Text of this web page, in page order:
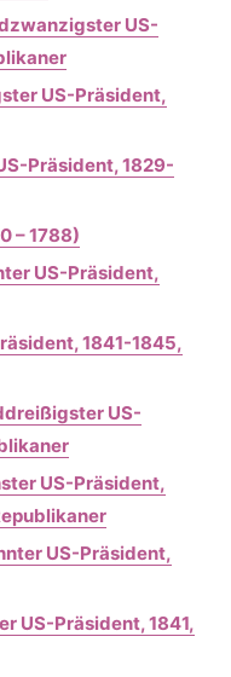
US-
US-Präsident,
Präsident, 1829-
– 1788)
US-Präsident,
1841-1845,
US-
US-Präsident,
US-Präsident,
US-Präsident, 1841,